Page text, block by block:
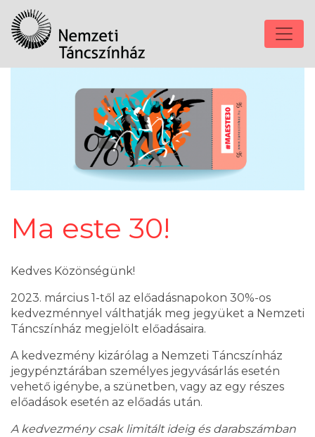
Ma este 30!
Kedves Közönségünk!
2023. március 1-től az előadásnapokon 30%-os
kedvezménnyel válthatják meg jegyüket a Nemzeti
Táncszínház megjelölt előadásaira.
A kedvezmény kizárólag a Nemzeti Táncszínház
jegypénztárában személyes jegyvásárlás esetén
vehető igénybe, a szünetben, vagy az egy részes
előadások esetén az előadás után.
A kedvezmény csak limitált ideig és darabszámban